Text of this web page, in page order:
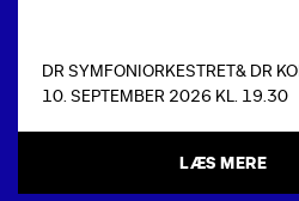
DR SYMFONIORKESTRET& DR
10. SEPTEMBER 2026 KL. 19.30
LÆS MERE